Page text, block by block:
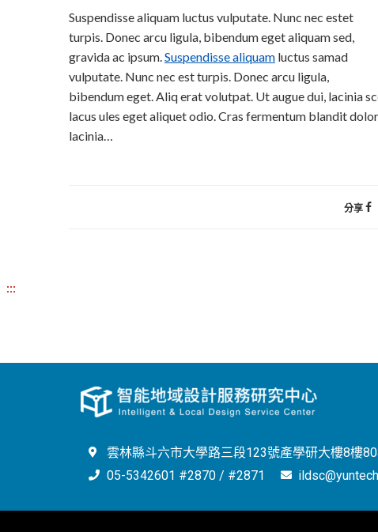
Suspendisse aliquam luctus vulputate. Nunc nec estet
turpis. Donec arcu ligula, bibendum eget aliquam sed,
gravida ac ipsum.Suspendisse aliquam luctus samad
vulputate. Nunc nec est turpis. Donec arcu ligula,
bibendum eget. Aliq erat volutpat. Ut augue dui, lacinia
lacus ules eget aliquet odio. Cras fermentum blandit
lacinia…
分享
:::
雲林縣斗六市大學路三段123號產學研大樓8樓
05-5342601 #2870 / #2871